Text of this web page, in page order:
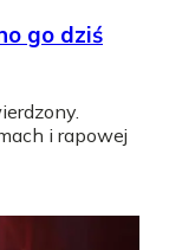
go dziś
i rapowej